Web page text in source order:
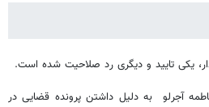
یکی تایید و دیگری رد صلاحیت شده است.
آجرلو به دلیل داشتن پرونده قضایی در